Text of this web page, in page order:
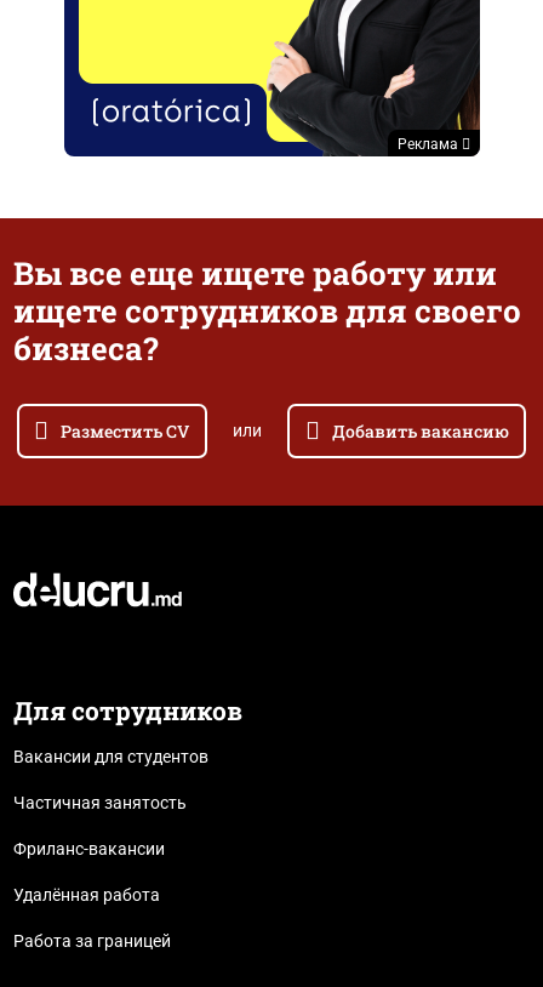
Реклама
Вы все еще ищете работу или
ищете сотрудников для своего
бизнеса?
Разместить CV или Добавить вакансию
Для сотрудников
Вакансии для студентов
Частичная занятость
Фриланс-вакансии
Удалённая работа
Работа за границей